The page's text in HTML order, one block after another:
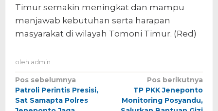
Timur semakin meningkat dan mampu
menjawab kebutuhan serta harapan
masyarakat di wilayah Tomoni Timur. (Red)
oleh admin
Navigasi
pos
Pos sebelumnya
Patroli Perintis Presisi,
Sat Samapta Polres
Pos berikutnya
TP PKK Jeneponto
Monitoring Posyandu,